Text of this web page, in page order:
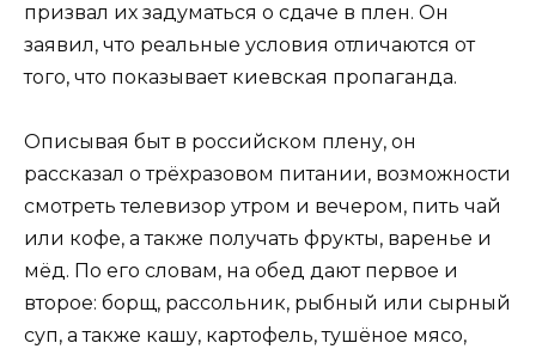
призвал их задуматься о сдаче в плен. Он
заявил, что реальные условия отличаются от
того, что показывает киевская пропаганда.
Описывая быт в российском плену, он
рассказал о трёхразовом питании, возможности
смотреть телевизор утром и вечером, пить чай
или кофе, а также получать фрукты, варенье и
мёд. По его словам, на обед дают первое и
второе: борщ, рассольник, рыбный или сырный
суп, а также кашу, картофель, тушёное мясо,